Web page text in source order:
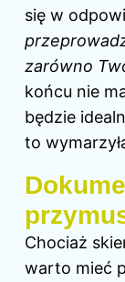
się w
zarówno
końcu nie
będzie
to
Chociaż
warto mieć